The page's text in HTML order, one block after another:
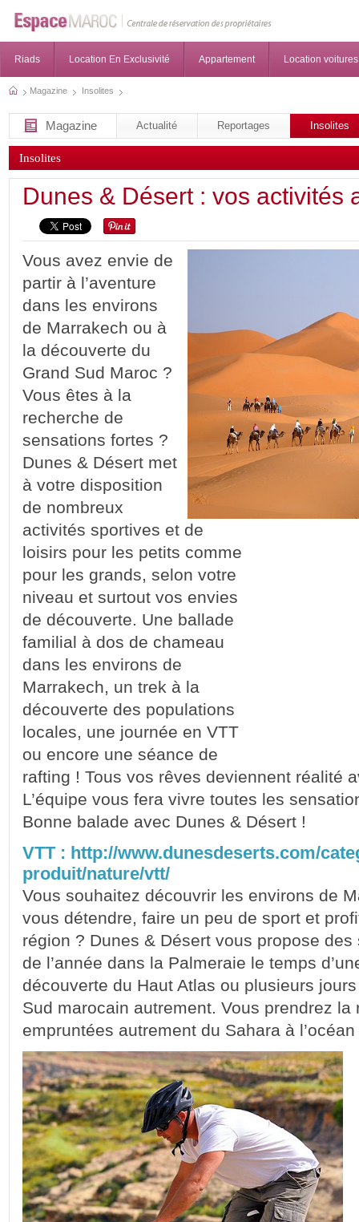
Riads Location En Exclusivité Appartement Location voitures
Magazine Insolites
Magazine Actualité Reportages Insolites
Insolites
Dunes & Désert : vos activités
Vous avez envie de
partir à l’aventure
dans les environs
de Marrakech ou à
la découverte du
Grand Sud Maroc ?
Vous êtes à la
recherche de
sensations fortes ?
Dunes & Désert met
à votre disposition
de nombreux
activités sportives et de
loisirs pour les petits comme
pour les grands, selon votre
niveau et surtout vos envies
de découverte. Une ballade
familial à dos de chameau
dans les environs de
Marrakech, un trek à la
découverte des populations
locales, une journée en VTT
ou encore une séance de
rafting ! Tous vos rêves deviennent réalité
L’équipe vous fera vivre toutes les
Bonne balade avec Dunes & Désert !
VTT : http://www.dunesdeserts.com/
produit/nature/vtt/
Vous souhaitez découvrir les environs de
vous détendre, faire un peu de sport et
région ? Dunes & Désert vous propose
de l’année dans la Palmeraie le temps
découverte du Haut Atlas ou plusieurs
Sud marocain autrement. Vous prendrez
empruntées autrement du Sahara à